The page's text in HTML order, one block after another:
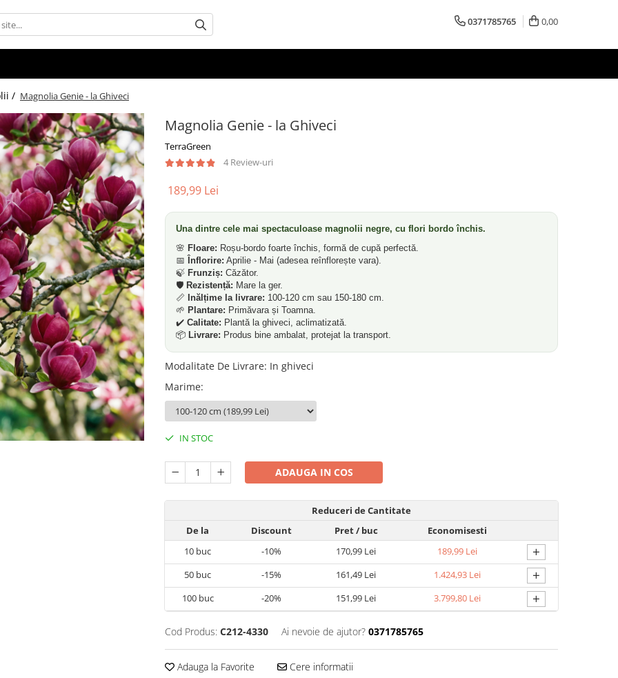
0371785765 0,00
/ Magnolia Genie - la Ghiveci
Magnolia Genie - la Ghiveci
TerraGreen
4 Review-uri
189,99 Lei
Una dintre cele mai spectaculoase magnolii negre, cu flori bordo închis.
🌸 Floare: Roșu-bordo foarte închis, formă de cupă perfectă.
📅
Înflorire: Aprilie - Mai (adesea reînflorește vara).
🍃 Frunziș: Căzător.
🛡️ Rezistență: Mare la ger.
📏 Inălțime la livrare: 100-120 cm sau 150-180 cm.
🌱 Plantare: Primăvara și Toamna.
✔️ Calitate: Plantă la ghiveci, aclimatizată.
📦 Livrare: Produs bine ambalat, protejat la transport.
Modalitate De Livrare: In ghiveci
Marime:
IN STOC
ADAUGA IN COS
Reduceri de Cantitate
De la
Discount Pret/ buc
Economisesti
10 buc -10% 170,99 Lei 189,99 Lei +
50 buc -15% 161,49 Lei 1.424,93 Lei +
100buc -20% 151,99 Lei 3.799,80 Lei +
Cod Produs: C212-4330 Ai nevoie de ajutor? 0371785765
Adauga la Favorite Cere informatii